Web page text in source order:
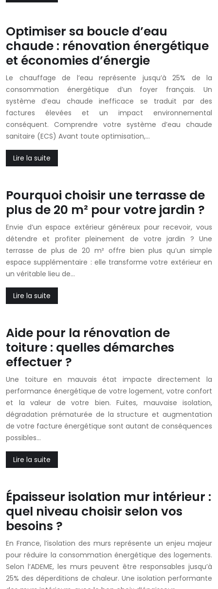
Optimiser sa boucle d’eau
chaude : rénovation énergétique
et économies d’énergie
Le chauffage de l’eau représente jusqu’à 25% de la
consommation énergétique d’un foyer français. Un
système d’eau chaude inefficace se traduit par des
factures élevées et un impact environnemental
conséquent. Comprendre votre système d’eau chaude
sanitaire (ECS) Avant toute optimisation,…
Lire la suite
Pourquoi choisir une terrasse de
plus de 20 m² pour votre jardin ?
Envie d’un espace extérieur généreux pour recevoir, vous
détendre et profiter pleinement de votre jardin ? Une
terrasse de plus de 20 m² offre bien plus qu’un simple
espace supplémentaire : elle transforme votre extérieur en
un véritable lieu de…
Lire la suite
Aide pour la rénovation de
toiture : quelles démarches
effectuer ?
Une toiture en mauvais état impacte directement la
performance énergétique de votre logement, votre confort
et la valeur de votre bien. Fuites, mauvaise isolation,
dégradation prématurée de la structure et augmentation
de votre facture énergétique sont autant de conséquences
possibles…
Lire la suite
Épaisseur isolation mur intérieur :
quel niveau choisir selon vos
besoins ?
En France, l’isolation des murs représente un enjeu majeur
pour réduire la consommation énergétique des logements.
Selon l’ADEME, les murs peuvent être responsables jusqu’à
25% des déperditions de chaleur. Une isolation performante